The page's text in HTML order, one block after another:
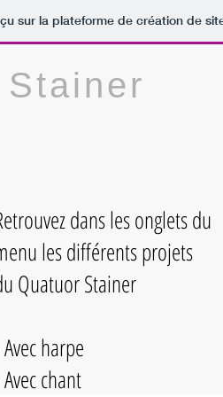
sur la plateforme de création de
dans les onglets du
les différents projets
Quatuor Stainer
harpe
chant